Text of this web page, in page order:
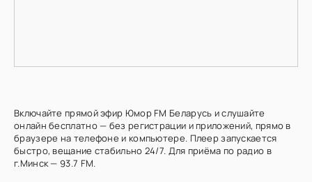
Включайте прямой эфир Юмор FM Беларусь и слушайте
онлайн бесплатно — без регистрации и приложений, прямо в
браузере на телефоне и компьютере. Плеер запускается
быстро, вещание стабильно 24/7. Для приёма по радио в
г.Минск — 93.7 FM.